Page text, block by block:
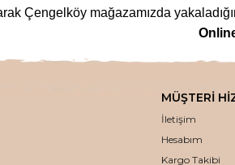
Çengelköy mağazamızda
, zamanında toplananbitkilere,
doğal kozmetik
en taze haliyle kaliteden ödün
MÜŞTERİ
İletişim
Hesabım
Kargo Takibi